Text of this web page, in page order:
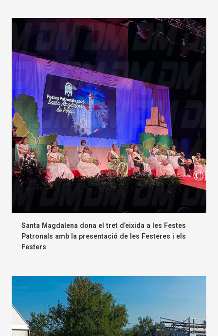
Santa Magdalena dona el tret d’eixida a les Festes
Patronals amb la presentació de les Festeres i els
Festers